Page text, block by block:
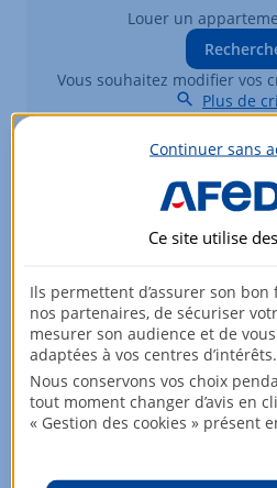
Louer un
Vous souhaitez modifier vos
Plus de
Biens similaires à la
Appartements à DIJON
Continuer sans
Ce site utilise des
Ils permettent d’assurer son
nos partenaires, de sécuriser
mesurer son audience et de
adaptées à vos centres d’intérêts.
Nous conservons vos choix
tout moment changer d’avis en
« Gestion des cookies » présent